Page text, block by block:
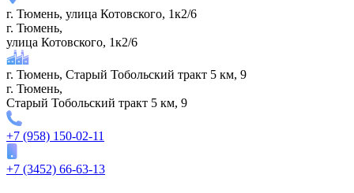
г. Тюмень, улица Котовского, 1к2/6
г. Тюмень,
улица Котовского, 1к2/6
г. Тюмень, Старый Тобольский тракт 5 км, 9
г. Тюмень,
Старый Тобольский тракт 5 км, 9
+7 (958) 150-02-11
+7 (3452) 66-63-13